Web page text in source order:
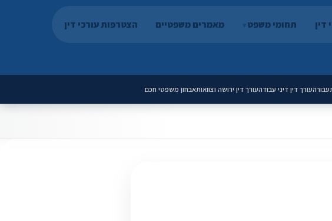
דין תחומי משפט מאמרים משפטיים הצטרפות עורכי דין
עורך דין דיני עבודהעורך דין ירושה וצוואותאבחון משפטי חכם